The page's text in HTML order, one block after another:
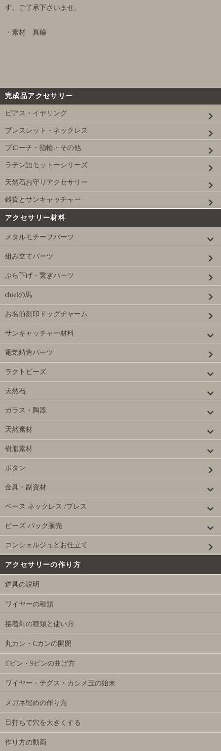
す。ご了承下さいませ。
・素材 真鍮
完成品アクセサリー
ピアス・イヤリング
ブレスレット・ネックレス
ブローチ・指輪・その他
ラテン語モットーシリーズ
天然石お守りアクセサリー
雑貨とサンキャッチャー
アクセサリー材料
メタルモチーフパーツ
組み立てパーツ
ぶら下げ・繋ぎパーツ
chielの馬
お名前刻印ドッグチャーム
サンキャッチャー材料
電気鋳造パーツ
ラクトビーズ
天然石
ガラス・陶器
天然素材
樹脂素材
ボタン
金具・副資材
ベース ネックレス /ブレス
ビーズ パック販売
コンシェルジュとお仕立て
アクセサリーの作り方
道具の説明
ワイヤーの種類
接着剤の種類と使い方
丸カン・Cカンの開閉
Tピン・9ピンの曲げ方
ワイヤー・テグス・カシメ玉の始末
メガネ留めの作り方
目打ちで穴を大きくする
作り方の動画